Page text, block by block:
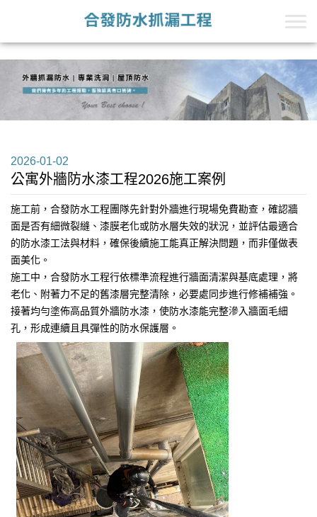
2026-01-02
公寓外牆防水漆工程2026施工案例
施工前 ，合發防水工程團隊先針對外牆進行現場免費勘查，確認牆
面是否有細微裂縫、漆膜老化或防水層失效的狀況，並評估最適合
的防水漆工法與材料，確保後續施工能真正解決問題，而非僅做表
面美化。
施工中 ，合發防水工程行依標準流程進行牆面清潔與基底處理，將
老化、附著力不足的舊漆層完整清除，必要處同步進行修補補強。
接著均勻塗佈高品質外牆防水漆，使防水漆能完整滲入牆面毛細
孔，形成連續且具彈性的防水保護層。